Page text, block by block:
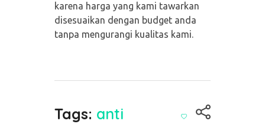
karena harga yang kami tawarkan
disesuaikan dengan budget anda
tanpa mengurangi kualitas kami.
Tags: anti